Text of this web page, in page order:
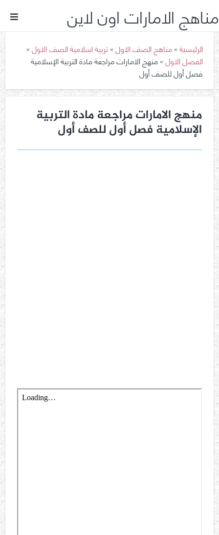
مناهج الامارات اون لاين
الرئيسية»مناهج الصف الاول»تربية اسلامية الصف الاول»
الفصل الاول»منهج الامارات مراجعة مادة التربية الإسلامية
فصل أول للصف أول
منهج الامارات مراجعة مادة التربية
الإسلامية فصل أول للصف أول